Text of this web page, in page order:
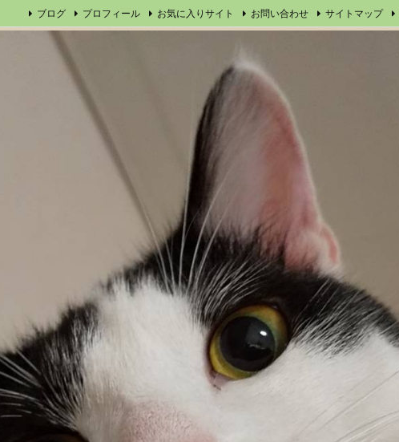
ブログ プロフィール お気に入りサイト お問い合わせ サイトマップ